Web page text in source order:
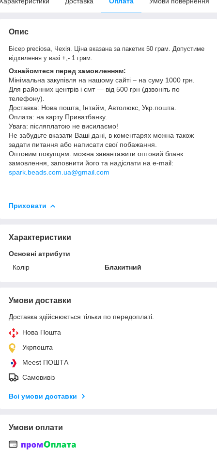
Опис
Бісер preciosa, Чехія.
Ціна вказана за пакетик 50 грам. Допустиме
відхилення у вазі +,- 1 грам.
Ознайомтеся перед замовленням:
Мінімальна закупівля на нашому сайті – на суму 1000 грн.
Для районних центрів і смт ― від 500 грн (дзвоніть по
телефону).
Доставка: Нова пошта, Інтайм, Автолюкс, Укр.пошта.
Оплата: на карту Приватбанку.
Увага: післяплатою не висилаємо!
Не забудьте вказати Ваші дані, в коментарях можна також
задати питання або написати свої побажання.
Оптовим покупцям: можна завантажити оптовий бланк
замовлення, заповнити його та надіслати на e-mail:
spark.beads.com.ua@gmail.com
Приховати
Характеристики
Основні атрибути
Колір
Блакитний
Умови доставки
Доставка здійснюється тільки по передоплаті.
Нова Пошта
Укрпошта
Meest ПОШТА
Самовивіз
Всі умови доставки
Умови оплати